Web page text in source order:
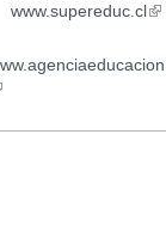
www.supereduc.cl